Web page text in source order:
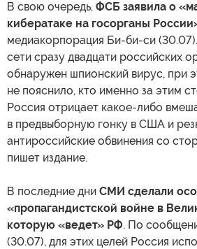
В свою очередь, ФСБ заявила о
кибератаке на госорганы
медиакорпорация Би-би-си
сети сразу двадцати российских
обнаружен шпионский вирус, при
не пояснило, кто именно за этим
Россия отрицает какое-либо
в предвыборную гонку в США и
антироссийские обвинения со
пишет издание.
В последние дни СМИ сделали
«пропагандистской войне в
которую «ведет» РФ. По
(30.07), для этих целей Россия